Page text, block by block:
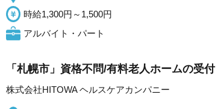
時給1,300円～1,500円
アルバイト・パート
「札幌市」資格不問/有料老人ホームの受
株式会社HITOWA ヘルスケアカンパニー